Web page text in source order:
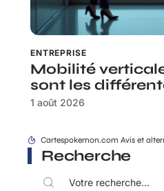
ENTREPRISE
Mobilité
sont les
1 août 2026
Recherche